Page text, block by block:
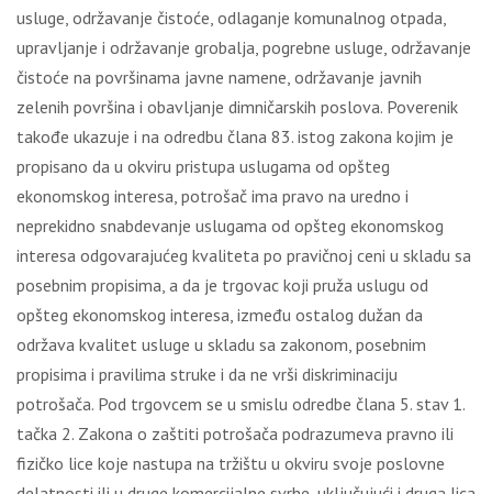
usluge, održavanje čistoće, odlaganje komunalnog otpada,
upravlјanje i održavanje grobalјa, pogrebne usluge, održavanje
čistoće na površinama javne namene, održavanje javnih
zelenih površina i obavlјanje dimničarskih poslova. Poverenik
takođe ukazuje i na odredbu člana 83. istog zakona kojim je
propisano da u okviru pristupa uslugama od opšteg
ekonomskog interesa, potrošač ima pravo na uredno i
neprekidno snabdevanje uslugama od opšteg ekonomskog
interesa odgovarajućeg kvaliteta po pravičnoj ceni u skladu sa
posebnim propisima, a da je trgovac koji pruža uslugu od
opšteg ekonomskog interesa, između ostalog dužan da
održava kvalitet usluge u skladu sa zakonom, posebnim
propisima i pravilima struke i da ne vrši diskriminaciju
potrošača. Pod trgovcem se u smislu odredbe člana 5. stav 1.
tačka 2. Zakona o zaštiti potrošača podrazumeva pravno ili
fizičko lice koje nastupa na tržištu u okviru svoje poslovne